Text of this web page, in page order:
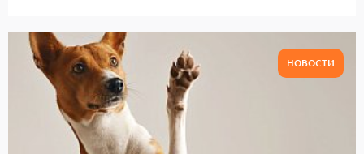
НОВОСТИ